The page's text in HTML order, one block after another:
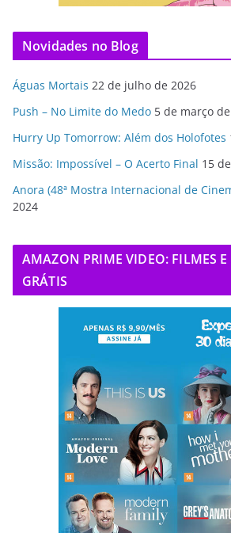
Novidades no Blog
Águas Mortais 22 de julho de 2026
Push – No Limite do Medo 5 de março
Hurry Up Tomorrow: Além dos Holofotes
Missão: Impossível – O Acerto Final 15
Anora (48ª Mostra Internacional de
2024
AMAZON PRIME VIDEO: FILMES E
GRÁTIS